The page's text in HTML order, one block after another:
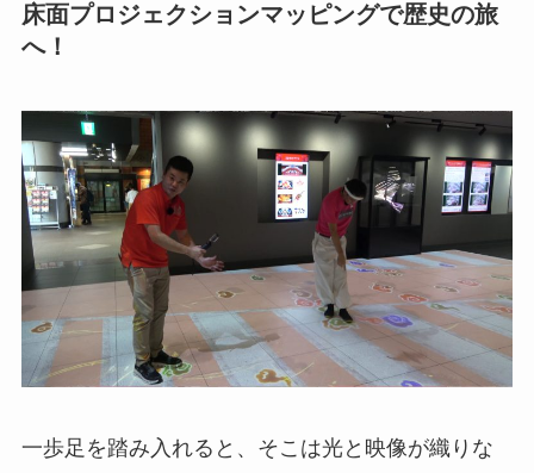
床面プロジェクションマッピングで歴史の旅
へ！
一歩足を踏み入れると、そこは光と映像が織りな